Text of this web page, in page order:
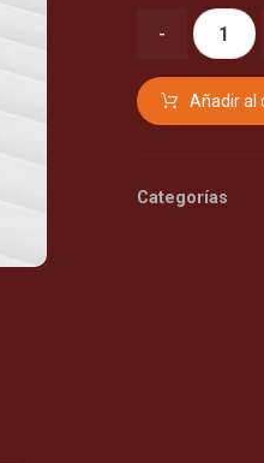
-
Añadir al
Categorías